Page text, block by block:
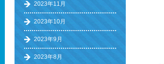
2023年11月
2023年10月
2023年9月
2023年8月